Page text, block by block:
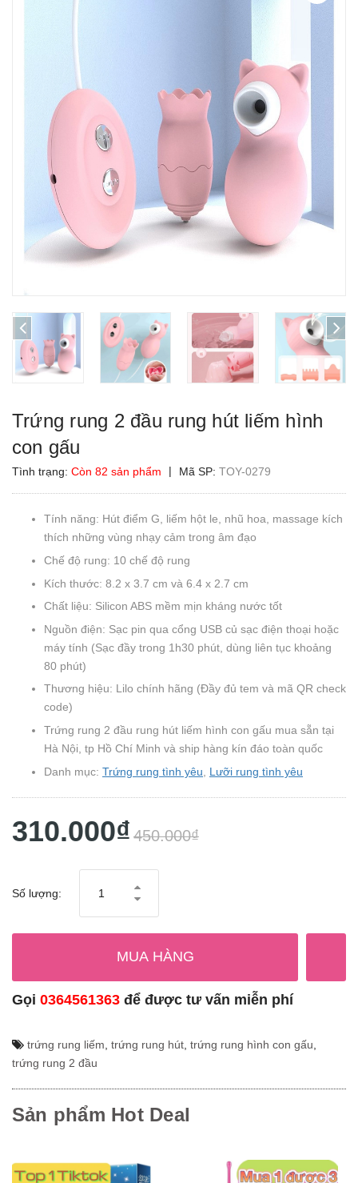
Trứng rung 2 đầu rung hút liếm hình
con gấu
Tình trạng: Còn 82 sản phẩm | Mã SP: TOY-0279
Tính năng: Hút điểm G, liếm hột le, nhũ hoa, massage kích
thích những vùng nhạy cảm trong âm đạo
Chế độ rung: 10 chế độ rung
Kích thước: 8.2 x 3.7 cm và 6.4 x 2.7 cm
Chất liệu: Silicon ABS mềm mịn kháng nước tốt
Nguồn điện: Sạc pin qua cổng USB củ sạc điện thoại hoặc
máy tính (Sạc đầy trong 1h30 phút, dùng liên tục khoảng
80 phút)
Thương hiệu: Lilo chính hãng (Đầy đủ tem và mã QR check
code)
Trứng rung 2 đầu rung hút liếm hình con gấu mua sẵn tại
Hà Nội, tp Hồ Chí Minh và ship hàng kín đáo toàn quốc
Danh mục: Trứng rung tình yêu Lưỡi rung tình yêu
310.000₫ 450.000₫
Số lượng:
MUA HÀNG
Gọi 0364561363 để được tư vấn miễn phí
trứng rung liếm trứng rung hút trứng rung hình con gấu
trứng rung 2 đầu
Sản phẩm Hot Deal